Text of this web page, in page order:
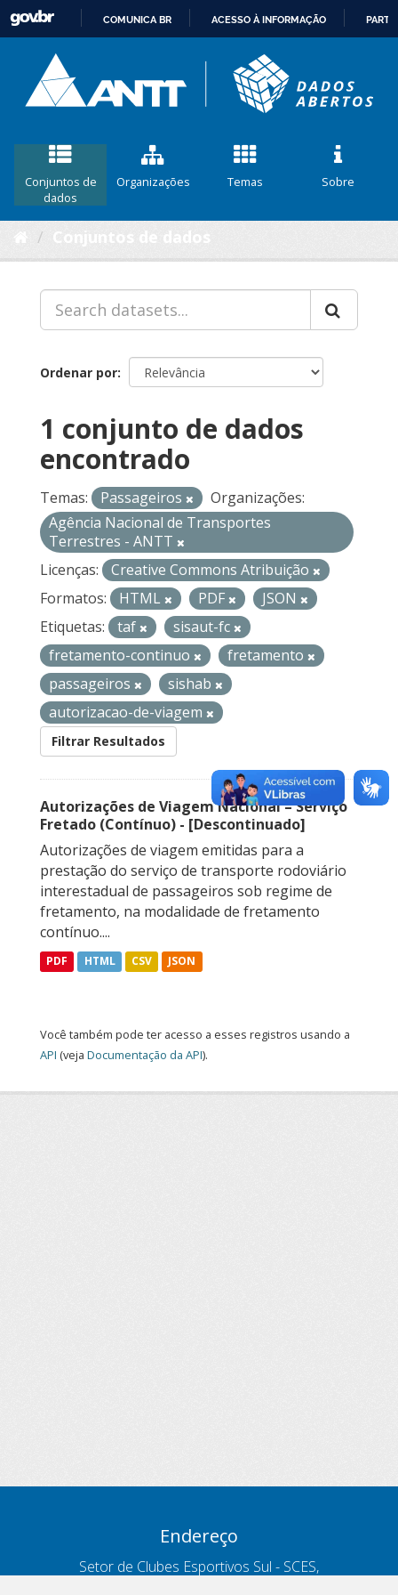
CONTEÚDO
COMUNICA BR ACESSO À INFORMAÇÃO
Conjuntos de
dados
Organizações Temas Sobre
Ordenar por
1 conjunto de dados
encontrado
Temas: Passageiros
Organizações:
Agência Nacional de Transportes
Terrestres - ANTT
Licenças:
Creative Commons Atribuição
Formatos:
HTML PDF
JSON
Etiquetas:
taf
sisaut-fc
fretamento-continuo
fretamento
passageiros
sishab
autorizacao-de-viagem
Filtrar Resultados
Autorizações de Viagem Nacional – Serviço
Fretado (Contínuo) - [Descontinuado]
Autorizações de viagem emitidas para a
prestação do serviço de transporte rodoviário
interestadual de passageiros sob regime de
fretamento, na modalidade de fretamento
contínuo....
PDF HTML CSV JSON
Você também pode ter acesso a esses registros usando a
API (veja Documentação da API).
Endereço
Setor de Clubes Esportivos Sul - SCES,